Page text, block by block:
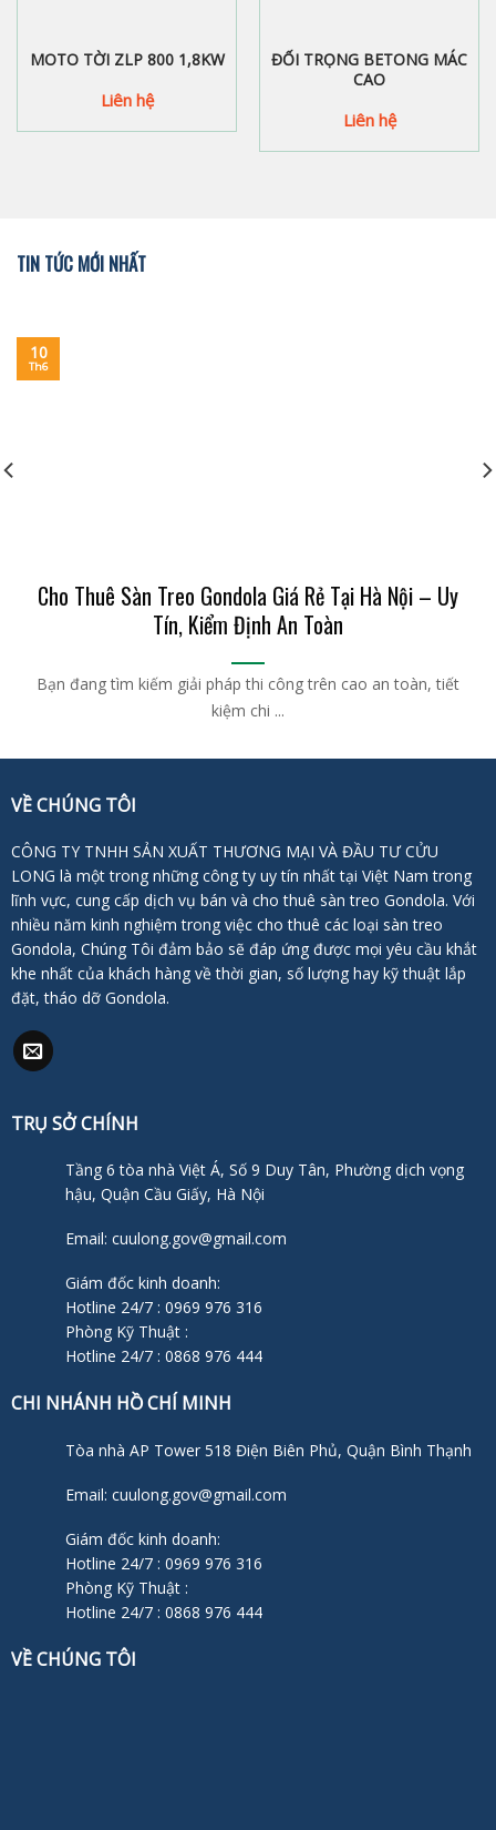
MOTO TỜI ZLP 800 1,8KW
Liên hệ
ĐỐI TRỌNG BETONG MÁC
CAO
Liên hệ
TIN TỨC MỚI NHẤT
Cho Thuê Sàn Treo Gondola Giá Rẻ Tại Hà Nội – Uy
Tín, Kiểm Định An Toàn
Bạn đang tìm kiếm giải pháp thi công trên cao an toàn, tiết
kiệm chi ...
10
Th6
VỀ CHÚNG TÔI
CÔNG TY TNHH SẢN XUẤT THƯƠNG MẠI VÀ ĐẦU TƯ CỬU
LONG là một trong những công ty uy tín nhất tại Việt Nam trong
lĩnh vực, cung cấp dịch vụ bán và cho thuê sàn treo Gondola. Với
nhiều năm kinh nghiệm trong việc cho thuê các loại sàn treo
Gondola, Chúng Tôi đảm bảo sẽ đáp ứng được mọi yêu cầu khắt
khe nhất của khách hàng về thời gian, số lượng hay kỹ thuật lắp
đặt, tháo dỡ Gondola.
TRỤ SỞ CHÍNH
Tầng 6 tòa nhà Việt Á, Số 9 Duy Tân, Phường dịch vọng
hậu, Quận Cầu Giấy, Hà Nội
Email: cuulong.gov@gmail.com
Giám đốc kinh doanh:
Hotline 24/7 : 0969 976 316
Phòng Kỹ Thuật :
Hotline 24/7 : 0868 976 444
CHI NHÁNH HỒ CHÍ MINH
Tòa nhà AP Tower 518 Điện Biên Phủ, Quận Bình Thạnh
Email: cuulong.gov@gmail.com
Giám đốc kinh doanh:
Hotline 24/7 : 0969 976 316
Phòng Kỹ Thuật :
Hotline 24/7 : 0868 976 444
VỀ CHÚNG TÔI